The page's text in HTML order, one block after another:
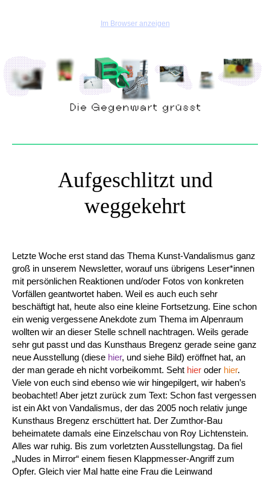
Im Browser anzeigen
Aufgeschlitzt und
weggekehrt
Letzte Woche erst stand das Thema Kunst-Vandalismus ganz
groß in unserem Newsletter, worauf uns übrigens Leser*innen
mit persönlichen Reaktionen und/oder Fotos von konkreten
Vorfällen geantwortet haben. Weil es auch euch sehr
beschäftigt hat, heute also eine kleine Fortsetzung. Eine schon
ein wenig vergessene Anekdote zum Thema im Alpenraum
wollten wir an dieser Stelle schnell nachtragen. Weils gerade
sehr gut passt und das Kunsthaus Bregenz gerade seine ganz
neue Ausstellung (diese hier, und siehe Bild) eröffnet hat, an
der man gerade eh nicht vorbeikommt. Seht hier oder hier.
Viele von euch sind ebenso wie wir hingepilgert, wir haben’s
beobachtet! Aber jetzt zurück zum Text: Schon fast vergessen
ist ein Akt von Vandalismus, der das 2005 noch relativ junge
Kunsthaus Bregenz erschüttert hat. Der Zumthor-Bau
beheimatete damals eine Einzelschau von Roy Lichtenstein.
Alles war ruhig. Bis zum vorletzten Ausstellungstag. Da fiel
„Nudes in Mirror“ einem fiesen Klappmesser-Angriff zum
Opfer. Gleich vier Mal hatte eine Frau die Leinwand